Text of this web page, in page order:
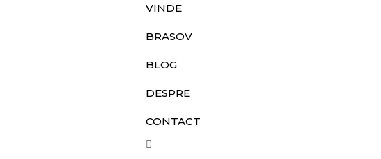
VINDE
BRASOV
BLOG
DESPRE
CONTACT